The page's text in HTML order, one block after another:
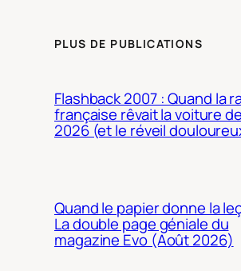
PLUS DE PUBLICATIONS
Flashback 2007 : Quand la
française rêvait la voiture de
2026 (et le réveil
Quand le papier donne la
La double page géniale du
magazine Evo (Août 2026)